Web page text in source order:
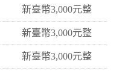
新臺幣3,000元整
新臺幣3,000元整
新臺幣3,000元整